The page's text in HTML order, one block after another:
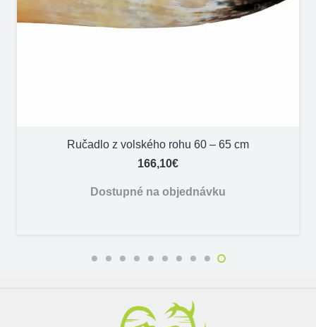
Ručadlo z volského rohu 60 – 65 cm
166,10€
Dostupné na objednávku